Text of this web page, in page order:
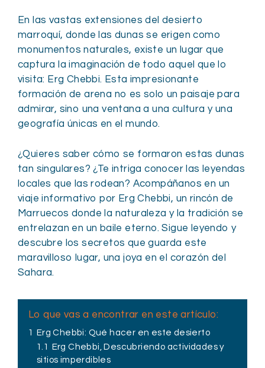
En las vastas extensiones del desierto
marroquí, donde las dunas se erigen como
monumentos naturales, existe un lugar que
captura la imaginación de todo aquel que lo
visita: Erg Chebbi. Esta impresionante
formación de arena no es solo un paisaje para
admirar, sino una ventana a una cultura y una
geografía únicas en el mundo.
¿Quieres saber cómo se formaron estas dunas
tan singulares? ¿Te intriga conocer las leyendas
locales que las rodean? Acompáñanos en un
viaje informativo por Erg Chebbi, un rincón de
Marruecos donde la naturaleza y la tradición se
entrelazan en un baile eterno. Sigue leyendo y
descubre los secretos que guarda este
maravilloso lugar, una joya en el corazón del
Sahara.
Lo que vas a encontrar en este artículo:
1 Erg Chebbi: Qué hacer en este desierto
1.1 Erg Chebbi, Descubriendo actividades y
sitios imperdibles